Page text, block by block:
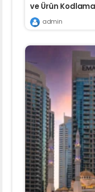
ve Ürün
admin